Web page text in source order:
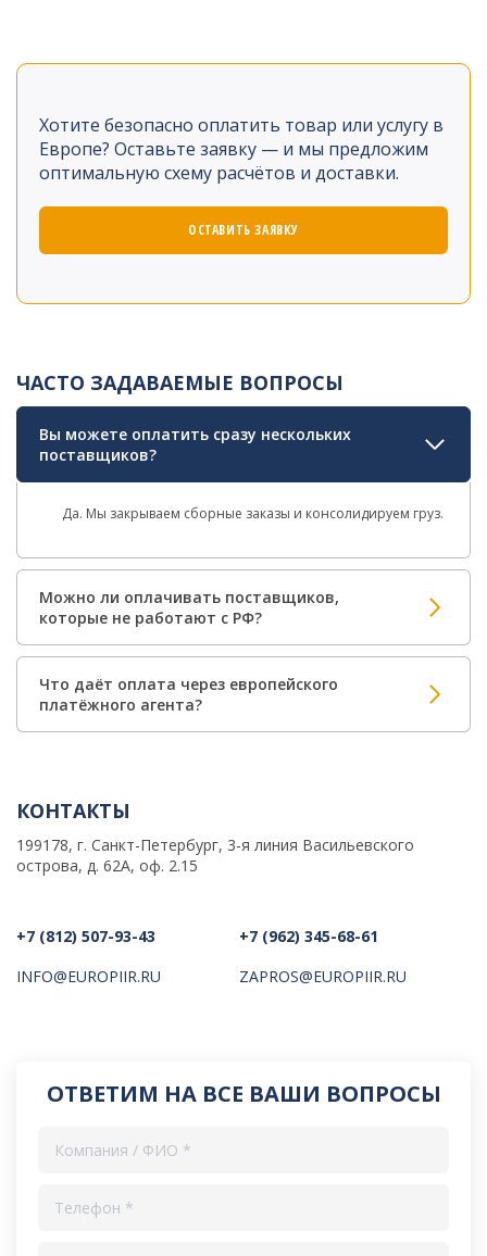
Хотите безопасно оплатить товар или услугу в
Европе? Оставьте заявку — и мы предложим
оптимальную схему расчётов и доставки.
ОСТАВИТЬ ЗАЯВКУ
ЧАСТО ЗАДАВАЕМЫЕ ВОПРОСЫ
Вы можете оплатить сразу нескольких
поставщиков?
Да. Мы закрываем сборные заказы и консолидируем груз.
Можно ли оплачивать поставщиков,
которые не работают с РФ?
Что даёт оплата через европейского
платёжного агента?
КОНТАКТЫ
199178, г. Санкт-Петербург, 3-я линия Васильевского
острова, д. 62А, оф. 2.15
+7 (812) 507-93-43
INFO@EUROPIIR.RU
+7 (962) 345-68-61
ZAPROS@EUROPIIR.RU
ОТВЕТИМ НА ВСЕ ВАШИ ВОПРОСЫ